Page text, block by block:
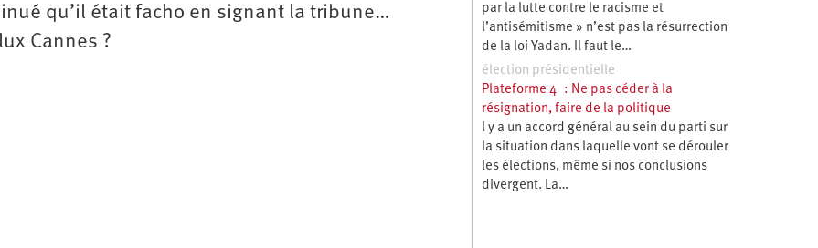
qu’il était facho en signant la tribune…
Cannes ?
par la lutte contre le racisme et
l’antisémitisme » n’est pas la résurrection
de la loi Yadan. Il faut le…
élection présidentielle
Plateforme 4 : Ne pas céder à la
résignation, faire de la politique
l y a un accord général au sein du parti sur
la situation dans laquelle vont se dérouler
les élections, même si nos conclusions
divergent. La…